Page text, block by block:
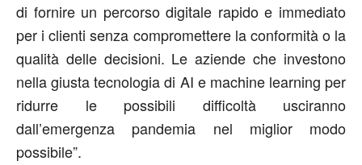
di fornire un percorso digitale rapido e immediato
per i clienti senza compromettere la conformità o la
qualità delle decisioni. Le aziende che investono
nella giusta tecnologia di AI e machine learning per
ridurre le possibili difficoltà usciranno
dall’emergenza pandemia nel miglior modo
possibile”.